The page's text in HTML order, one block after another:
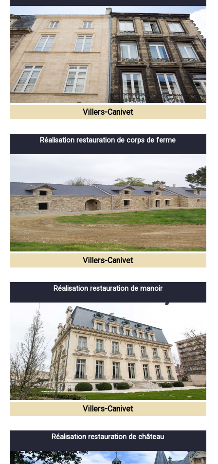
Villers-Canivet
Réalisation restauration de corps de ferme
Villers-Canivet
Réalisation restauration de manoir
Villers-Canivet
Réalisation restauration de château